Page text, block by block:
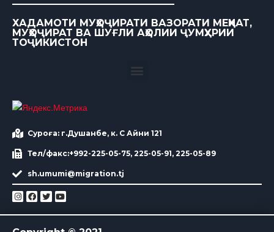
ХАДАМОТИ МУҲОҶИРАТИ ВАЗОРАТИ МЕҲНАТ,
МУҲОҶИРАТ ВА ШУҒЛИ АҲОЛИИ ҶУМҲУРИИ
ТОҶИКИСТОН
Суроға: г.Душанбе, к. С Айни 121
Тел/факс:+992-225-05-75, 225-05-91, 225-05-89
sh.umumi@migration.tj